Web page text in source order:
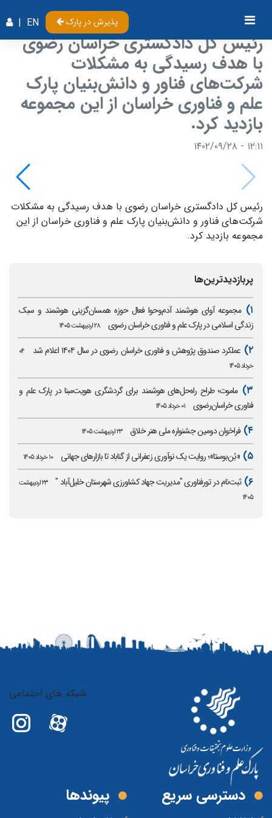
EN
| پذیرش در پارک
رئیس کل دادگستری خراسان رضوی
با هدف رسیدگی به مشکلات
شرکت‌های فناور و دانش‌بنیان پارک
علم و فناوری خراسان از این مجموعه
بازدید کرد.
۱۲:۱۱ - ۱۴۰۲/۰۹/۲۸
رئیس کل دادگستری خراسان رضوی با هدف رسیدگی به مشکلات
شرکت‌های فناور و دانش‌بنیان پارک علم و فناوری خراسان از این
مجموعه بازدید کرد.
پربازدیدترین‌ها
۱)
مجموعه آوای هوشمند آدم‌وحوا فعال حوزه همسان‌گزینی هوشمند و سبک
زندگی اسلامی در پارک علم و فناوری خراسان رضوی
۲۸ اردیبهشت ۱۴۰۵
۲) عملکرد صندوق پژوهش و فناوری خراسان رضوی در سال ۱۴۰۴ اعلام شد
۰۴
خرداد ۱۴۰۵
۳)
ماموت؛ طراح راه‌حل‌های هوشمند برای گردشگری هویت‌مبنا در پارک علم و
فناوری خراسان‌رضوی
۰۱ خرداد ۱۴۰۵
۴) فراخوان دومین جشنواره ملی هنر خلاق ۲۳ اردیبهشت ۱۴۰۵
۵) «بُن‌بوستا»؛ روایت یک نوآوری زعفرانی از گناباد تا بازارهای جهانی ۱۰ خرداد ۱۴۰۵
۶) ثبت‌نام در تورفناوری "مدیریت جهاد کشاورزی شهرستان خلیل‌آباد "
۲۳ اردیبهشت
۱۴۰۵
شبکه های اجتماعی
دسترسی سریع پیوند‌ها